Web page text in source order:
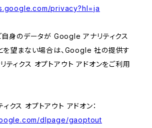
privacy?hl=ja
自身のデータが Google アナリティクス
を望まない場合は、Google 社の提供す
ィクス オプトアウト アドオンをご利用
クス オプトアウト アドオン：
dlpage/gaoptout